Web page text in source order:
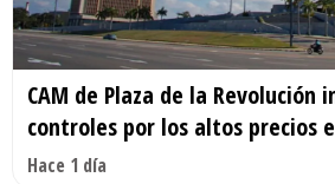
CAM de Plaza de la Revolución
controles por los altos precios
Hace 1 día